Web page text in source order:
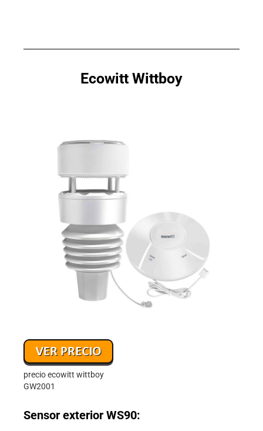
Ecowitt Wittboy
precio ecowitt wittboy
GW2001
Sensor exterior WS90: